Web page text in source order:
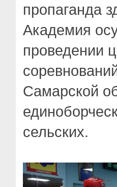
пропаганда
Академия
проведении
Самарской
сельских.